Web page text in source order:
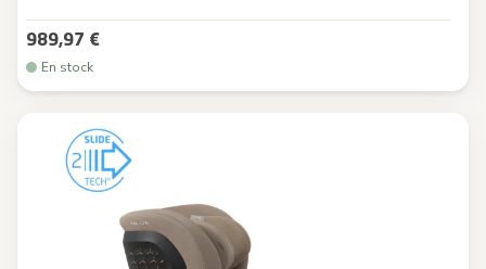
989,97 €
En stock